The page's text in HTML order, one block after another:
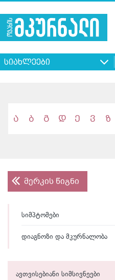
შესახებ
სიახლეები
ა ბ გ დ ე ვ ზ
მერკის წიგნი
სიმპტომები
დიაგნოზი და მკურნალობა
ავთვისებიანი სიმსივნეები